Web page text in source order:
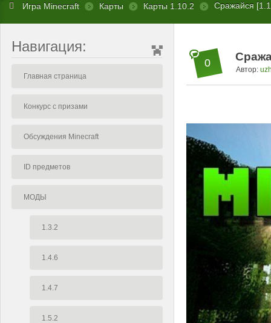
Игра Minecraft Карты Карты 1.10.2 Сражайся
Навигация:
Главная страница
Конкурс с призами
Обсуждения Minecraft
ID предметов
МОДЫ
1.3.2
1.4.6
1.4.7
1.5.2
0
Автор: